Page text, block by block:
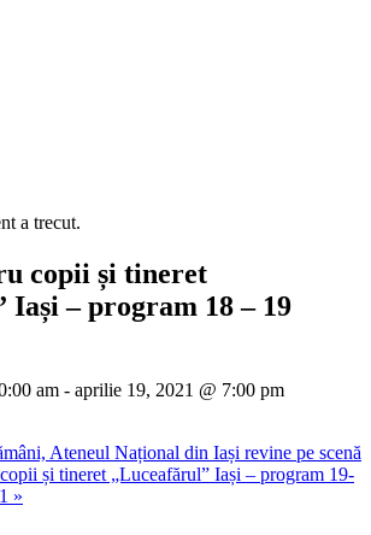
a trecut.
copii și tineret
Iași – program 18 – 19
am - aprilie 19, 2021 @ 7:00 pm
Ateneul Național din Iași revine pe scenă
și tineret „Luceafărul” Iași – program 19-
»